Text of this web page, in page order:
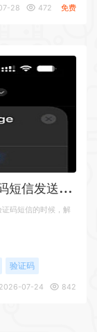
28 472 免费
i
Phone通过Shortcut(捷径)将验证码短信发送到Windows/macOS电脑
码短信的时候，解
验证码
2026-07-24 842